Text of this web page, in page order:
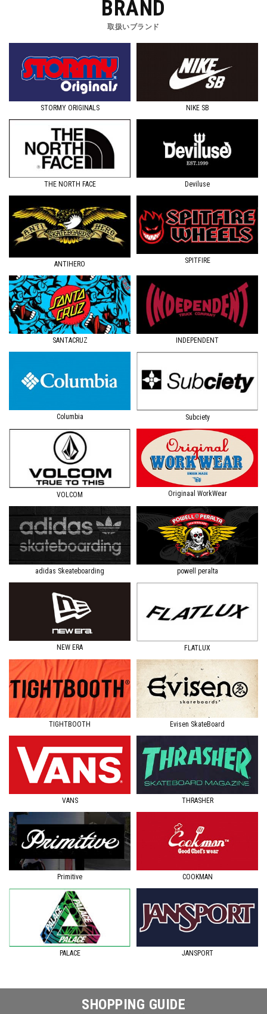
BRAND
取扱いブランド
STORMY ORIGINALS NIKE SB
THE NORTH FACE Deviluse
ANTIHERO SPITFIRE
SANTACRUZ INDEPENDENT
Columbia Subciety
VOLCOM Originaal WorkWear
adidas Skeateboarding powell peralta
NEW ERA FLATLUX
TIGHTBOOTH Evisen SkateBoard
VANS THRASHER
Primitive COOKMAN
PALACE JANSPORT
SHOPPING GUIDE